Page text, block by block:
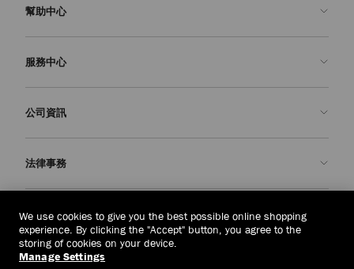
幫助中心
常見問題解答
申請退貨
送貨
服務中心
定制服務
保修服務
公司資訊
我們的歷史
我們的影響與責任
我們的影響
法律事務
條款與條件
被遺忘權
菲律賓(₱)
We use cookies to give you the best possible online shopping
experience. By clicking the "Accept" button, you agree to the
storing of cookies on your device.
Manage Settings